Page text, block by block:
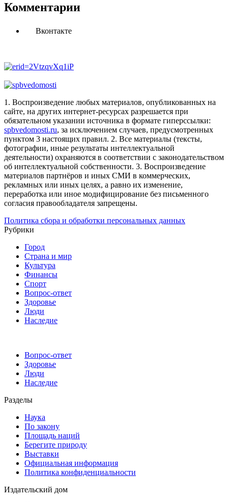
Комментарии
Вконтакте
1. Воспроизведение любых материалов, опубликованных на
сайте, на других интернет-ресурсах разрешается при
обязательном указании источника в формате гиперссылки:
spbvedomosti.ru, за исключением случаев, предусмотренных
пунктом 3 настоящих правил. 2. Все материалы (тексты,
фотографии, иные результаты интеллектуальной
деятельности) охраняются в соответствии с законодательством
об интеллектуальной собственности. 3. Воспроизведение
материалов партнёров и иных СМИ в коммерческих,
рекламных или иных целях, а равно их изменение,
переработка или иное модифицирование без письменного
согласия правообладателя запрещены.
Политика сбора и обработки персональных данных
Рубрики
Город
Страна и мир
Культура
Финансы
Спорт
Вопрос-ответ
Здоровье
Люди
Наследие
Вопрос-ответ
Здоровье
Люди
Наследие
Разделы
Наука
По закону
Площадь наций
Берегите природу
Выставки
Официальная информация
Политика конфиденциальности
Издательский дом